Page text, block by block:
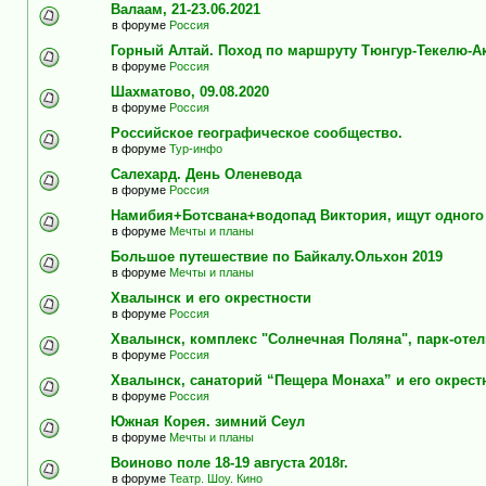
Валаам, 21-23.06.2021
в форуме Россия
Горный Алтай. Поход по маршруту Тюнгур-Текелю-
в форуме Россия
Шахматово, 09.08.2020
в форуме Россия
Российское географическое сообщество.
в форуме Тур-инфо
Салехард. День Оленевода
в форуме Россия
Намибия+Ботсвана+водопад Виктория, ищут
в форуме Мечты и планы
Большое путешествие по Байкалу.Ольхон 2019
в форуме Мечты и планы
Хвалынск и его окрестности
в форуме Россия
Хвалынск, комплекс "Солнечная Поляна", парк-
в форуме Россия
Хвалынск, санаторий “Пещера Монаха” и его
в форуме Россия
Южная Корея. зимний Сеул
в форуме Мечты и планы
Воиново поле 18-19 августа 2018г.
в форуме Театр. Шоу. Кино